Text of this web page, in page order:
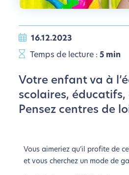
16.12.2023
Temps de lecture : 5 min
Votre enfant va à
scolaires,
Pensez centres de
Vous aimeriez qu’il profite de
et vous cherchez un mode de